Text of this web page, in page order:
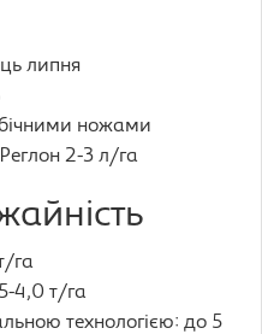
липня
ножами
2-3 л/га
га
4,0 т/га
технологією: до 5